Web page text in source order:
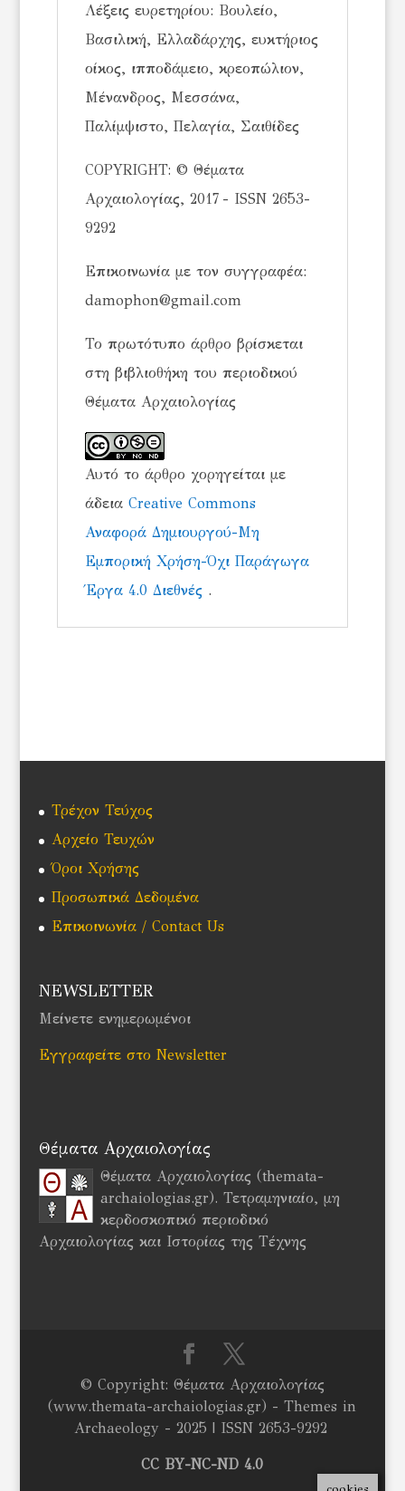
Λέξεις ευρετηρίου: Βουλείο,
Βασιλική, Ελλαδάρχης, ευκτήριος
οίκος, ιπποδάμειο, κρεοπώλιον,
Μένανδρος, Μεσσάνα,
Παλίμψιστο, Πελαγία, Σαιθίδες
COPYRIGHT: © Θέματα
Αρχαιολογίας, 2017 - ISSN 2653-
9292
Επικοινωνία με τον συγγραφέα:
damophon@gmail.com
Το πρωτότυπο άρθρο βρίσκεται
στη βιβλιοθήκη του περιοδικού
Θέματα Αρχαιολογίας
Αυτό το άρθρο χορηγείται με
άδεια Creative Commons
Αναφορά Δημιουργού-Μη
Εμπορική Χρήση-Όχι Παράγωγα
Έργα 4.0 Διεθνές .
Τρέχον Τεύχος
Αρχείο Τευχών
Όροι Χρήσης
Προσωπικά Δεδομένα
Επικοινωνία / Contact Us
NEWSLETTER
Μείνετε ενημερωμένοι
Εγγραφείτε στο Newsletter
Θέματα Αρχαιολογίας
Θέματα Αρχαιολογίας (themata-
archaiologias.gr). Τετραμηνιαίο, μη
κερδοσκοπικό περιοδικό
Αρχαιολογίας και Ιστορίας της Τέχνης
© Copyright: Θέματα Αρχαιολογίας
(www.themata-archaiologias.gr) - Themes in
Archaeology - 2025 | ISSN 2653-9292
CC BY-NC-ND 4.0